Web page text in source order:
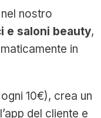
nostro
e saloni beauty,
in
10€), crea un
del cliente e